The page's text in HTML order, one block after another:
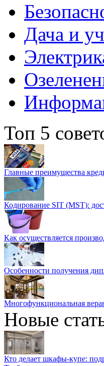
Дача и
Топ 5
Главные преимущества
Кодирование SIT (MST):
Как осуществляется
Особенности получения
Многофункциональная
Новые
Кто делает шкафы-купе: